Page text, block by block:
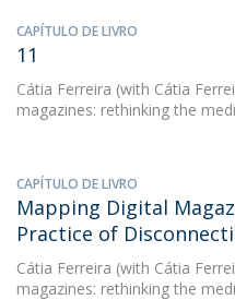
CAPÍTULO DE LIVRO
11
Cátia Ferreira (with Cátia
magazines: rethinking the
CAPÍTULO DE LIVRO
Mapping Digital
Practice of
Cátia Ferreira (with Cátia
magazines: rethinking the